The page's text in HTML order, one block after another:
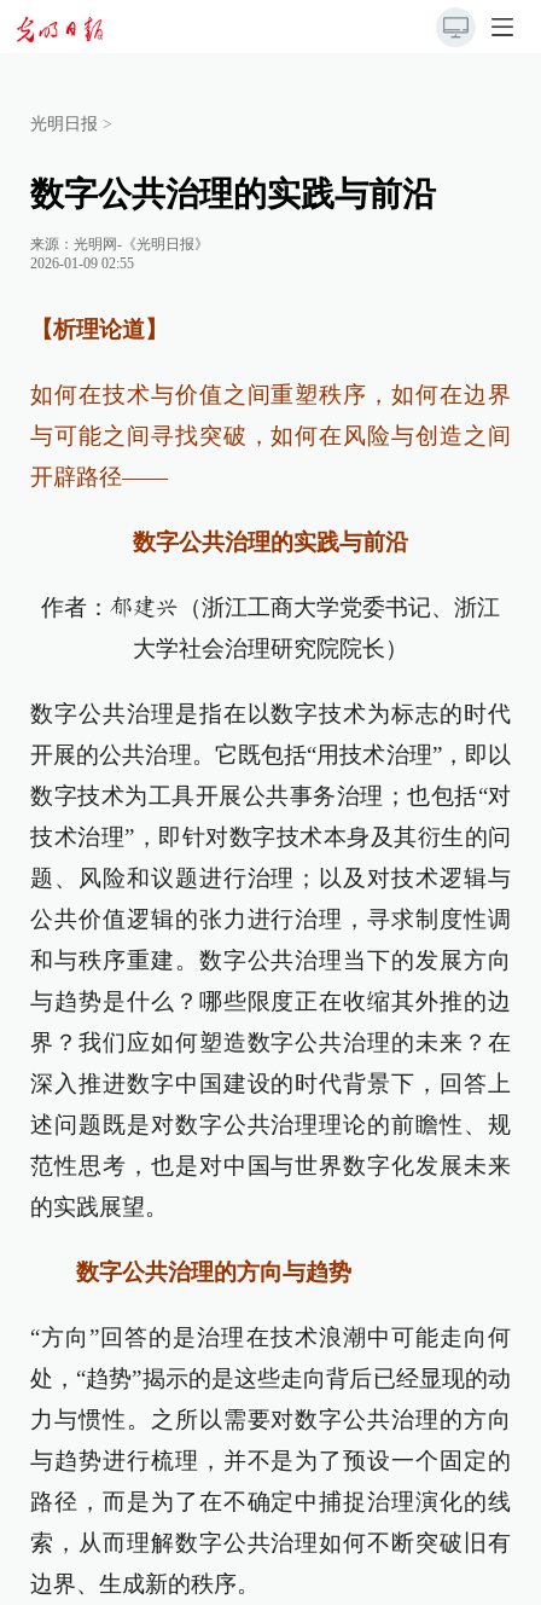
光明日报 >
数字公共治理的实践与前沿
来源： 光明网-《光明日报》
2026-01-09 02:55
【析理论道】
如何在技术与价值之间重塑秩序，如何在边界
与可能之间寻找突破，如何在风险与创造之间
开辟路径——
数字公共治理的实践与前沿
作者： 郁建兴
（浙江工商大学党委书记、浙江
大学社会治理研究院院长）
数字公共治理是指在以数字技术为标志的时代
开展的公共治理。它既包括“用技术治理”，即以
数字技术为工具开展公共事务治理；也包括“对
技术治理”，即针对数字技术本身及其衍生的问
题、风险和议题进行治理；以及对技术逻辑与
公共价值逻辑的张力进行治理，寻求制度性调
和与秩序重建。数字公共治理当下的发展方向
与趋势是什么？哪些限度正在收缩其外推的边
界？我们应如何塑造数字公共治理的未来？在
深入推进数字中国建设的时代背景下，回答上
述问题既是对数字公共治理理论的前瞻性、规
范性思考，也是对中国与世界数字化发展未来
的实践展望。
数字公共治理的方向与趋势
“方向”回答的是治理在技术浪潮中可能走向何
处，“趋势”揭示的是这些走向背后已经显现的动
力与惯性。之所以需要对数字公共治理的方向
与趋势进行梳理，并不是为了预设一个固定的
路径，而是为了在不确定中捕捉治理演化的线
索，从而理解数字公共治理如何不断突破旧有
边界、生成新的秩序。